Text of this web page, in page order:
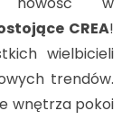
CREA!
wielbicieli
trendów.
wnętrza pokoi